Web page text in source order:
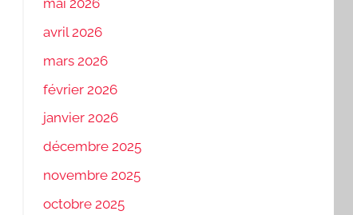
mai 2026
avril 2026
mars 2026
février 2026
janvier 2026
décembre 2025
novembre 2025
octobre 2025